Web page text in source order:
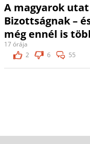
A magyarok
Bizottságnak –
még ennél is
17 órája
2
6 55